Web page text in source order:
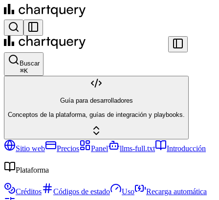
Buscar
⌘K
Guía para desarrolladores
Conceptos de la plataforma, guías de integración y playbooks.
Sitio web Precios Panel llms-full.txt Introducción
Plataforma
Créditos Códigos de estado Uso
Recarga automática